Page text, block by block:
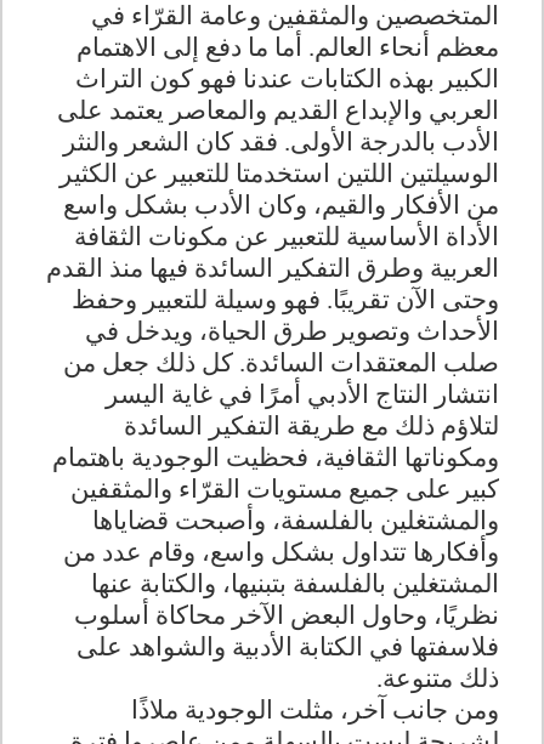
المتخصصين والمثقفين وعامة القرّاء في
معظم أنحاء العالم. أما ما دفع إلى الاهتمام
الكبير بهذه الكتابات عندنا فهو كون التراث
العربي والإبداع القديم والمعاصر يعتمد على
الأدب بالدرجة الأولى. فقد كان الشعر والنثر
الوسيلتين اللتين استخدمتا للتعبير عن الكثير
من الأفكار والقيم، وكان الأدب بشكل واسع
الأداة الأساسية للتعبير عن مكونات الثقافة
العربية وطرق التفكير السائدة فيها منذ القدم
وحتى الآن تقريبًا. فهو وسيلة للتعبير وحفظ
الأحداث وتصوير طرق الحياة، ويدخل في
صلب المعتقدات السائدة. كل ذلك جعل من
انتشار النتاج الأدبي أمرًا في غاية اليسر
لتلاؤم ذلك مع طريقة التفكير السائدة
ومكوناتها الثقافية، فحظيت الوجودية باهتمام
كبير على جميع مستويات القرّاء والمثقفين
والمشتغلين بالفلسفة، وأصبحت قضاياها
وأفكارها تتداول بشكل واسع، وقام عدد من
المشتغلين بالفلسفة بتبنيها، والكتابة عنها
نظريًا، وحاول البعض الآخر محاكاة أسلوب
فلاسفتها في الكتابة الأدبية والشواهد على
ذلك متنوعة.
ومن جانب آخر، مثلت الوجودية ملاذًا